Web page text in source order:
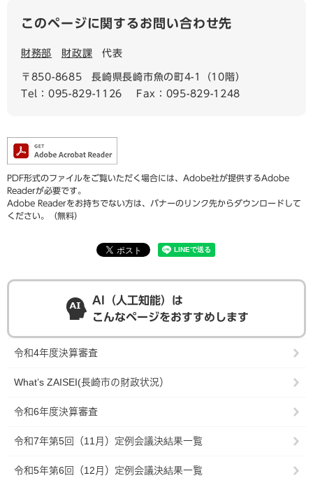
このページに関するお問い合わせ先
財務部 財政課 代表
〒850-8685
長崎県長崎市魚の町4-1（10階）
Tel：095-829-1126
Fax：095-829-1248
PDF形式のファイルをご覧いただく場合には、Adobe社が提供するAdobe
Readerが必要です。
Adobe Readerをお持ちでない方は、バナーのリンク先からダウンロードして
ください。（無料）
AI（人工知能）は
こんなページをおすすめします
令和4年度決算審査
What’s ZAISEI(長崎市の財政状況）
令和6年度決算審査
令和7年第5回（11月）定例会議決結果一覧
令和5年第6回（12月）定例会議決結果一覧